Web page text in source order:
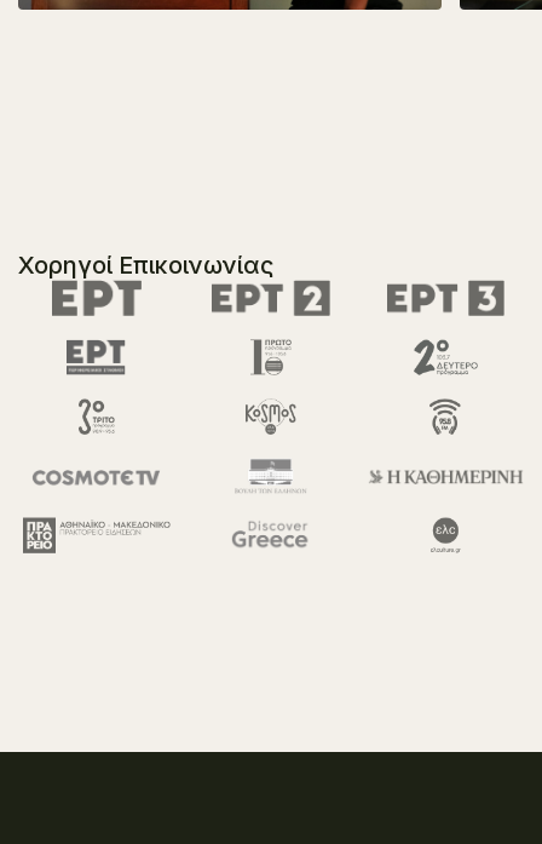
Χορηγοί Επικοινωνίας